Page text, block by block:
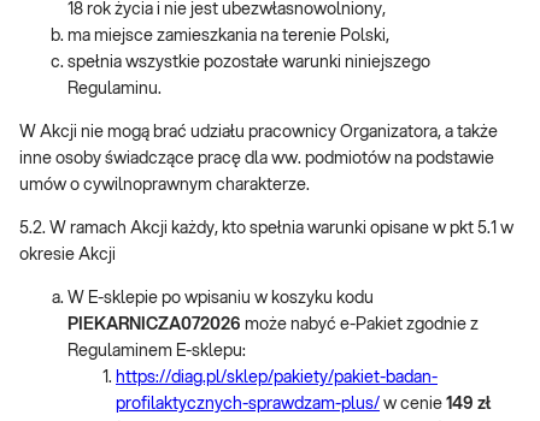
18 rok życia i nie jest ubezwłasnowolniony,
ma miejsce zamieszkania na terenie Polski,
spełnia wszystkie pozostałe warunki niniejszego
Regulaminu.
W Akcji nie mogą brać udziału pracownicy Organizatora, a także
inne osoby świadczące pracę dla ww. podmiotów na podstawie
umów o cywilnoprawnym charakterze.
5.2. W ramach Akcji każdy, kto spełnia warunki opisane w pkt 5.1 w
okresie Akcji
W E-sklepie po wpisaniu w koszyku kodu
PIEKARNICZA072026 może nabyć e-Pakiet zgodnie z
Regulaminem E-sklepu:
https://diag.pl/sklep/pakiety/pakiet-badan-
profilaktycznych-sprawdzam-plus/ w cenie 149 zł